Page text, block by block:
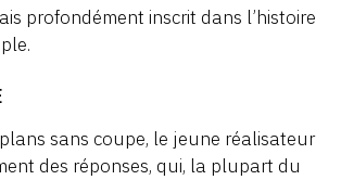
profondément inscrit dans l’histoire
sans coupe, le jeune réalisateur
des réponses, qui, la plupart du